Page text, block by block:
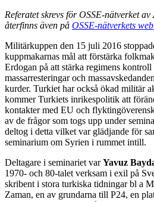
Referatet skrevs för OSSE-nätverket av
återfinns även på OSSE-nätverkets
Militärkuppen den 15 juli 2016
kuppmakarnas mål att förstärka
Erdogan på att stärka regimens
massarresteringar och
kurder. Turkiet har också ökad militär
kommer Turkiets inrikespolitik att
kontakter med EU och
av de frågor som togs upp under
deltog i detta vilket var glädjande för
seminarium om Syrien i rummet intill.
Deltagare i seminariet varYavuz
1970- och 80-talet verksam i exil på
skribent i stora turkiska tidningar bl a
Zaman, en av grundarna till P24, en